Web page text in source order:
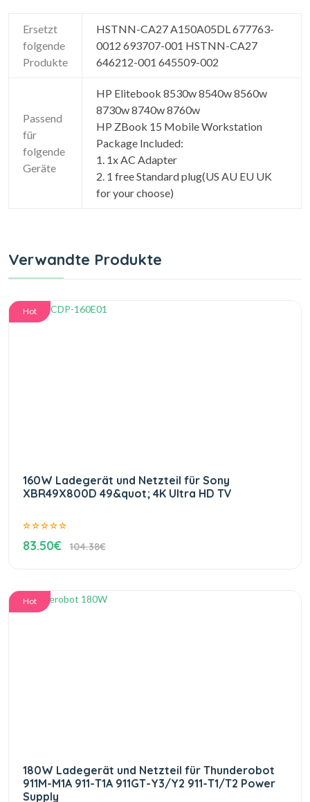
Ersetzt
folgende
Produkte
HSTNN-CA27 A150A05DL 677763-
0012 693707-001 HSTNN-CA27
646212-001 645509-002
Passend
für
folgende
Geräte
HP Elitebook 8530w 8540w 8560w
8730w 8740w 8760w
HP ZBook 15 Mobile Workstation
Package Included:
1. 1x AC Adapter
2. 1 free Standard plug(US AU EU UK
for your choose)
Verwandte Produkte
Hot
160W Ladegerät und Netzteil für Sony
XBR49X800D 49&quot; 4K Ultra HD TV
83.50€ 104.38€
Hot
180W Ladegerät und Netzteil für Thunderobot
911M-M1A 911-T1A 911GT-Y3/Y2 911-T1/T2 Power
Supply